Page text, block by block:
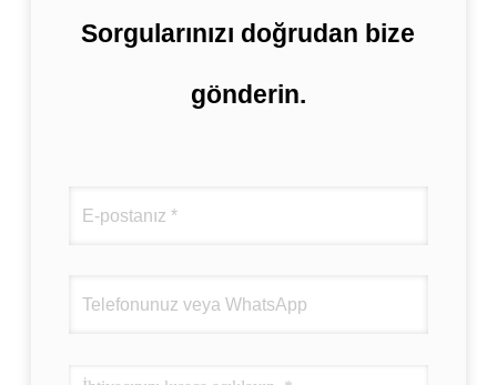
Sorgularınızı doğrudan bize
gönderin.